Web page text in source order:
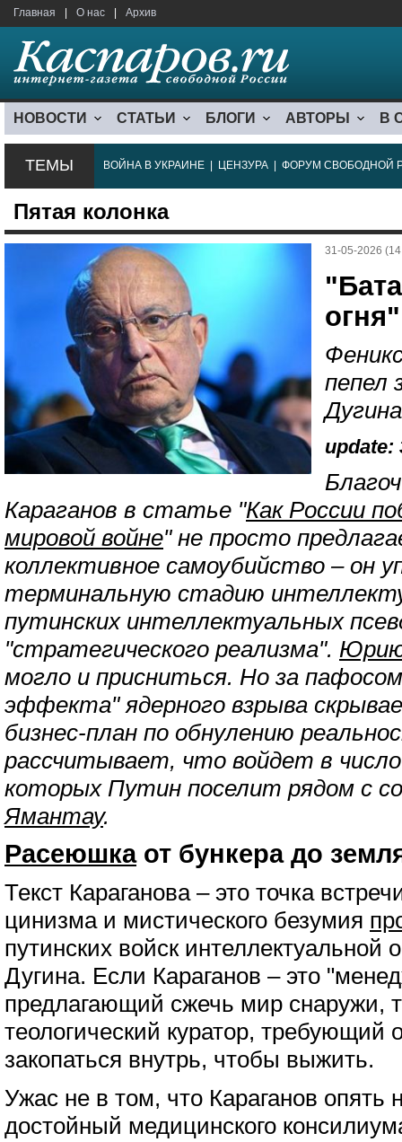
Главная О нас Архив
НОВОСТИ СТАТЬИ БЛОГИ АВТОРЫ В
ТЕМЫ ВОЙНА В УКРАИНЕ ЦЕНЗУРА ФОРУМ СВОБОДНОЙ
Пятая колонка
31-05-2026
пепел
update:
Караганов в статье "Как России
мировой войне" не просто
коллективное самоубийство – он
терминальную стадию
путинских интеллектуальных
"стратегического реализма". Юрию
могло и присниться. Но за
эффекта" ядерного взрыва
бизнес-план по обнулению
рассчитывает, что войдет в
которых Путин поселит рядом с
Ямантау.
Расеюшкаот бункера до
Текст Караганова – это точка
цинизма и мистического безумия
путинских войск интеллектуальной
Дугина. Если Караганов – это
предлагающий сжечь мир снаружи,
теологический куратор, требующий
закопаться внутрь, чтобы выжить.
Ужас не в том, что Караганов опять
достойный медицинского